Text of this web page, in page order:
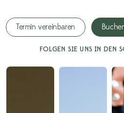
Termin vereinbaren
FOLGEN SIE UNS IN DEN